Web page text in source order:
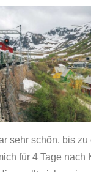
sehr schön, bis zu
für 4 Tage nach